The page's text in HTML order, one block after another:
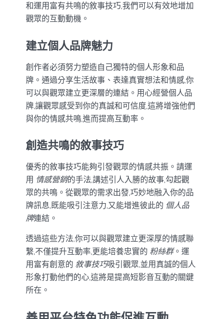
和運用富有共鳴的敘事技巧,我們可以有效地增加
觀眾的互動動機。
建立個人品牌魅力
創作者必須努力塑造自己獨特的個人形象和品
牌。通過分享生活故事、表達真實想法和情感,你
可以與觀眾建立更深層的連結。用心經營個人品
牌,讓觀眾感受到你的真誠和可信度,這將增強他們
與你的情感共鳴,進而提高互動率。
創造共鳴的敘事技巧
優秀的敘事技巧能夠引發觀眾的情感共振。請運
用 情感營銷的手法,講述引人入勝的故事,勾起觀
眾的共鳴。從觀眾的需求出發,巧妙地融入你的品
牌訊息,既能吸引注意力,又能增進彼此的 個人品
牌連結。
透過這些方法,你可以與觀眾建立更深厚的情感聯
繫,不僅提升互動率,更能培養忠實的 粉絲群。運
用富有創意的 敘事技巧吸引觀眾,並用真誠的個人
形象打動他們的心,這將是提高短影音互動的關鍵
所在。